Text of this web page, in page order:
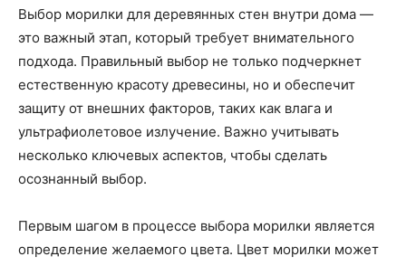
Выбор морилки для деревянных стен внутри дома —
это важный этап, который требует внимательного
подхода. Правильный выбор не только подчеркнет
естественную красоту древесины, но и обеспечит
защиту от внешних факторов, таких как влага и
ультрафиолетовое излучение. Важно учитывать
несколько ключевых аспектов, чтобы сделать
осознанный выбор.
Первым шагом в процессе выбора морилки является
определение желаемого цвета. Цвет морилки может